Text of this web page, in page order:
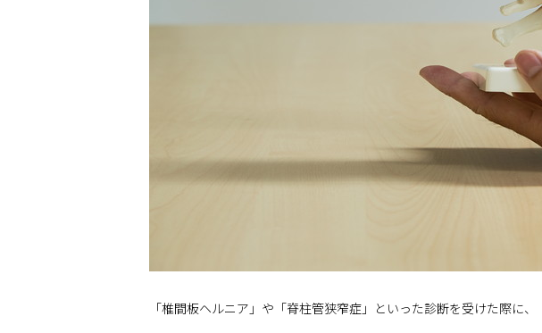
「椎間板ヘルニア」や「脊柱管狭窄症」といった診断を受けた際に